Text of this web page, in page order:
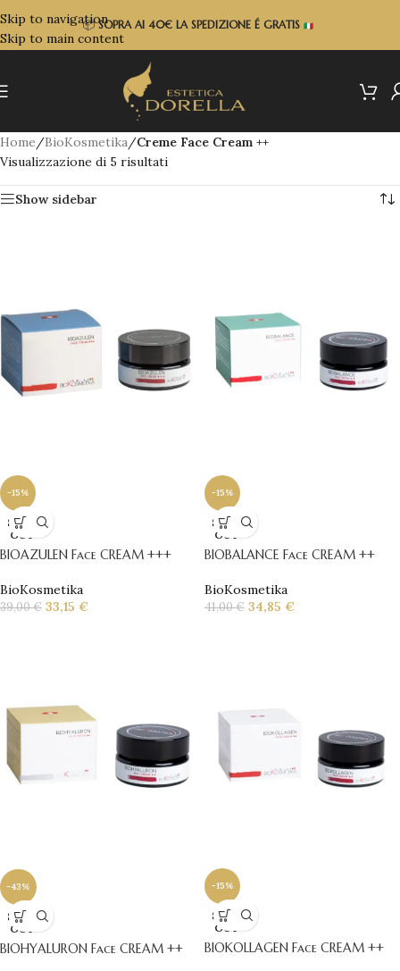
Skip to navigation
Skip to main content
📦 SOPRAAI 40€ LA SPEDIZIONE É GRATIS
Home/BioKosmetika/Creme Face Cream ++
Visualizzazione di 5 risultati
Show sidebar
-15%
SOLD
OUT
BIOAZULEN Face CREAM +++
BioKosmetika
39,00€ 33,15 €
-15%
SOLD
OUT
BIOBALANCE Face CREAM ++
BioKosmetika
41,00€ 34,85 €
-43%
SOLD
OUT
BIOHYALURON Face CREAM ++
-15%
SOLD
OUT
BIOKOLLAGEN Face CREAM ++